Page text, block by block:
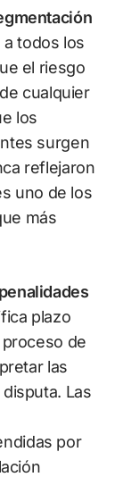
a todos los
el riesgo
cualquier
los
surgen
reflejaron
uno de los
más
plazo
de
las
Las
por